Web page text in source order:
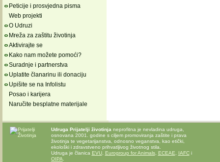
Peticije i prosvjedna pisma
Web projekti
O Udruzi
Mreža za zaštitu životinja
Aktivirajte se
Kako nam možete pomoći?
Suradnje i partnerstva
Uplatite članarinu ili donaciju
Upišite se na Infolistu
Posao i karijera
Naručite besplatne materijale
Udruga Prijatelji životinja neprofitna je nevladina udruga,
osnovana 2001. godine s ciljem promoviranja zaštite i prava
životinja te vegetarijanstva, odnosno veganstva, kao etički,
ekološki i zdravstveno prihvatljivog životnog stila.
Udruga je članica EVU, Eurogroup for Animals, ECEAE IAFCi
OIPA